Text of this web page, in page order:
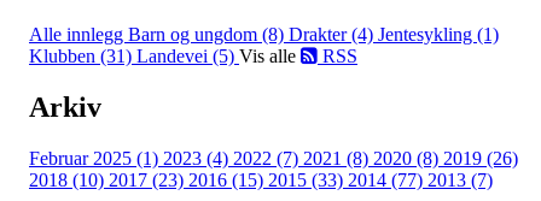
Alle innlegg Barn og ungdom (8) Drakter (4) Jentesykling (1)
Klubben (31) Landevei (5) Vis alle RSS
Arkiv
Februar 2025 (1) 2023 (4) 2022 (7) 2021 (8) 2020 (8) 2019 (26)
2018 (10) 2017 (23) 2016 (15) 2015 (33) 2014 (77) 2013 (7)